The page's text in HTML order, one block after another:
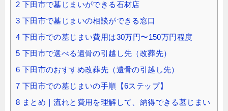
2 下田市で墓じまいができる石材店
3 下田市で墓じまいの相談ができる窓口
4 下田市での墓じまい費用は30万円〜150万円程度
5 下田市で選べる遺骨の引越し先（改葬先）
6 下田市のおすすめ改葬先（遺骨の引越し先）
7 下田市での墓じまいの手順【6ステップ】
8 まとめ｜流れと費用を理解して、納得できる墓じまい